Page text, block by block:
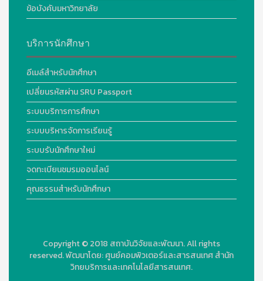
ข้อบังคับมหาวิทยาลัย
บริการนักศึกษา
อีเมล์สำหรับนักศึกษา
เปลี่ยนรหัสผ่าน SRU Passport
ระบบบริการการศึกษา
ระบบบริหารจัดการเรียนรู้
ระบบรับนักศึกษาใหม่
จดทะเบียนชมรมออนไลน์
คุณธรรมสำหรับนักศึกษา
Copyright © 2018 สถาบันวิจัยและพัฒนา. All rights
reserved.พัฒนาโดย:ศูนย์คอมพิวเตอร์และสารสนเทศ สำนัก
วิทยบริการและเทคโนโลยีสารสนเทศ.